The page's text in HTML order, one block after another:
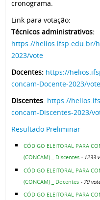
cronograma.
Link para votação:
Técnicos administrativos:
https://helios.ifsp.edu.br/
2023/vote
Docentes: https://
concam-Docente-2023/vote
Discentes: https://
concam-Discentes-2023/
Resultado Preliminar
CÓDIGO ELEITORAL PARA
(CONCAM) _ Discentes - 1233
CÓDIGO ELEITORAL PARA
(CONCAM) _ Docentes - 70
CÓDIGO ELEITORAL PARA